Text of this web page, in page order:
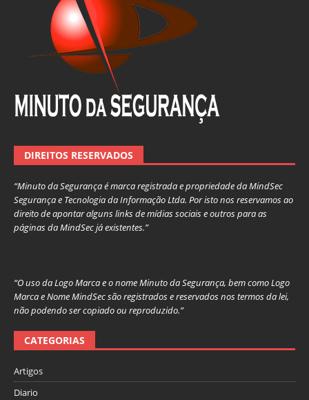
DIREITOS RESERVADOS
“Minuto da Segurança é marca registrada e propriedade da MindSec
Segurança e Tecnologia da Informação Ltda. Por isto nos reservamos ao
direito de apontar alguns links de mídias sociais e outros para as
páginas da MindSec já existentes.”
“O uso da Logo Marca e o nome Minuto da Segurança, bem como Logo
Marca e Nome MindSec são registrados e reservados nos termos da lei,
não podendo ser copiado ou reproduzido.”
CATEGORIAS
Artigos
Diario